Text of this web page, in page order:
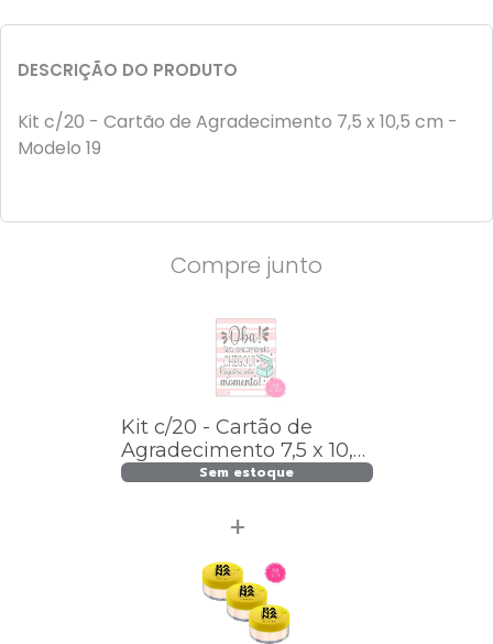
DESCRIÇÃO DO PRODUTO
Kit c/20 - Cartão de Agradecimento 7,5 x 10,5 cm -
Modelo 19
Compre junto
Kit c/20 - Cartão de
Agradecimento 7,5 x 10,5
cm - Modelo 19
Sem estoque